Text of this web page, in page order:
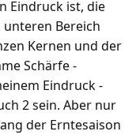
Eindruck ist, die
Bereich
Kernen und der
Schärfe -
Eindruck -
2 sein. Aber nur
der Erntesaison